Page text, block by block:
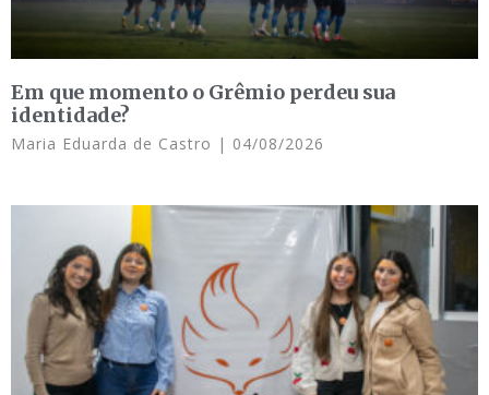
Em que momento o Grêmio perdeu sua
identidade?
Maria Eduarda de Castro 04/08/2026